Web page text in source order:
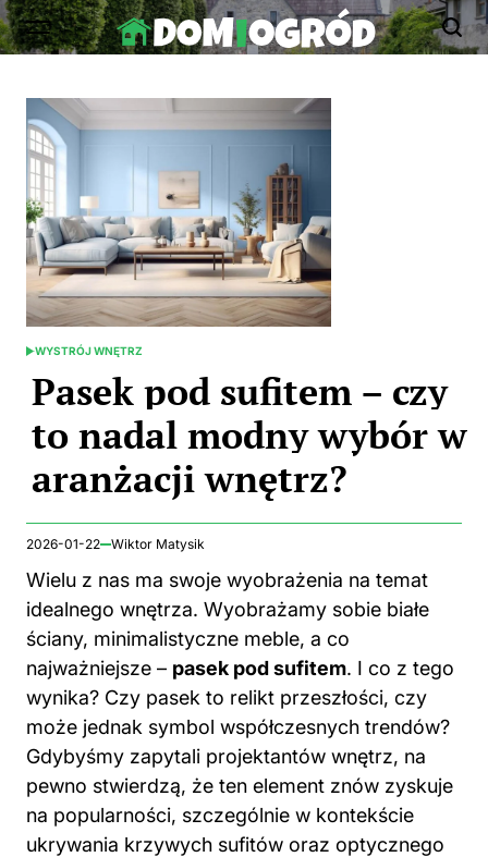
Skip
to
Ogród.edu.pl
POSTED
WYSTRÓJ WNĘTRZ
Pasek pod sufitem – czy
to nadal modny wybór w
aranżacji wnętrz?
2026-01-22 Wiktor Matysik
Wielu z nas ma swoje wyobrażenia na temat
idealnego wnętrza. Wyobrażamy sobie białe
ściany, minimalistyczne meble, a co
najważniejsze – pasek pod sufitem. I co z tego
wynika? Czy pasek to relikt przeszłości, czy
może jednak symbol współczesnych trendów?
Gdybyśmy zapytali projektantów wnętrz, na
pewno stwierdzą, że ten element znów zyskuje
na popularności, szczególnie w kontekście
ukrywania krzywych sufitów oraz optycznego